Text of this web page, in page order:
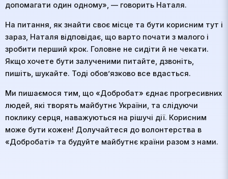
допомагати один одному», — говорить Наталя.
На питання, як знайти своє місце та бути корисним тут і
зараз, Наталя відповідає, що варто почати з малого і
зробити перший крок. Головне не сидіти й не чекати.
Якщо хочете бути залученими питайте, дзвоніть,
пишіть, шукайте. Тоді обов’язково все вдасться.
Ми пишаємося тим, що «Добробат» єднає прогресивних
людей, які творять майбутнє України, та слідуючи
поклику серця, наважуються на рішучі дії. Корисним
може бути кожен! Долучайтеся до волонтерства в
«Добробаті» та будуйте майбутнє країни разом з нами.